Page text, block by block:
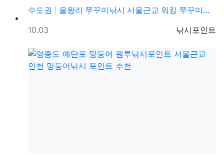
수도권
을왕리 쭈꾸미낚시 서울근교 워킹 쭈꾸미낚시 포인트 및 …
등록자
낚시포인트
등록일
10.03